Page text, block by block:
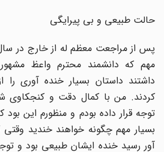
حالت طبیعی و بی پیرایگی
مهم که دانشمند محترم واعظ مشهور
داشتند داستان بسیار خنده آوری را
کردند. من با کمال دقت و کنجکاوی
توجه قرار داده بودم و منظورم این بود
بسیار مهم چگونه خواهند خندید وقتی
آور رسید خنده ایشان طبیعی بود و